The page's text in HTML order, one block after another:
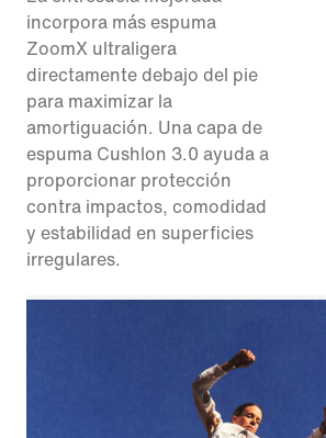
incorpora más espuma
ZoomX ultraligera
directamente debajo del pie
para maximizar la
amortiguación. Una capa de
espuma Cushlon 3.0 ayuda a
proporcionar protección
contra impactos, comodidad
y estabilidad en superficies
irregulares.